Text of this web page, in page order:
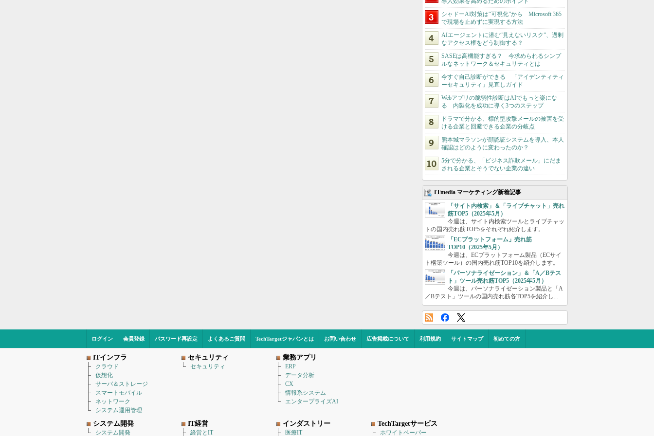
シャドーAI対策は“可視化”から Microsoft 365
で現場を止めずに実現する方法
AIエージェントに潜む“見えないリスク”、過剰
なアクセス権をどう制御する？
SASEは高機能すぎる？ 今求められるシンプ
ルなネットワーク＆セキュリティとは
今すぐ自己診断ができる 「アイデンティティ
ーセキュリティ」見直しガイド
Webアプリの脆弱性診断はAIでもっと楽にな
る 内製化を成功に導く3つのステップ
ドラマで分かる、標的型攻撃メールの被害を受
ける企業と回避できる企業の分岐点
熊本城マラソンが顔認証システムを導入、本人
確認はどのように変わったのか？
5分で分かる、「ビジネス詐欺メール」にだま
される企業とそうでない企業の違い
ITmedia マーケティング新着記事
「サイト内検索」＆「ライブチャット」売れ
筋TOP5（2025年5月）
今週は、サイト内検索ツールとライブチャッ
トの国内売れ筋TOP5をそれぞれ紹介します。
「ECプラットフォーム」売れ筋
TOP10（2025年5月）
今週は、ECプラットフォーム製品（ECサイ
ト構築ツール）の国内売れ筋TOP10を紹介します。
「パーソナライゼーション」＆「A／Bテス
ト」ツール売れ筋TOP5（2025年5月）
今週は、パーソナライゼーション製品と「A
／Bテスト」ツールの国内売れ筋各TOP5を紹介し...
ログイン 会員登録 パスワード再設定 よくあるご質問 TechTargetジャパンとは お問い合わせ 広告掲載について 利用規約 サイトマップ 初めての方
ITインフラ
クラウド
仮想化
サーバ＆ストレージ
スマートモバイル
ネットワーク
システム運用管理
セキュリティ
セキュリティ
業務アプリ
ERP
データ分析
CX
情報系システム
エンタープライズAI
システム開発
システム開発
IT経営
経営とIT
インダストリー
医療IT
TechTargetサービス
ホワイトペーパー